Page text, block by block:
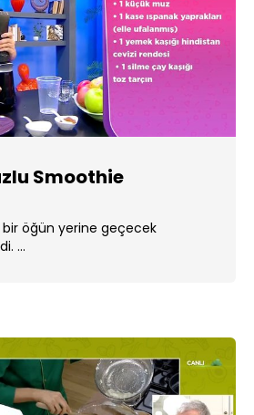
Smoothie
bir öğün yerine geçecek
...